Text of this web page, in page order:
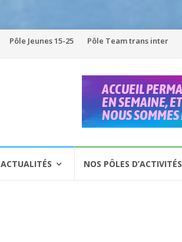
Pôle Jeunes 15-25 Pôle Team trans inter
ACTUALITÉS NOS PÔLES D’ACTIVITÉS